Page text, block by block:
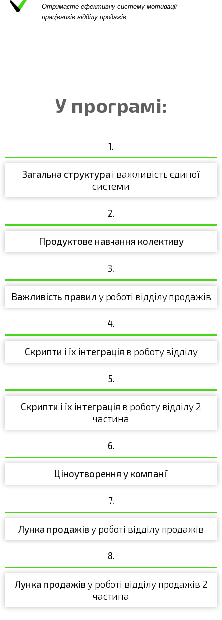
Отримаєте ефективну систему мотивації
працівників відділу продажів
У програмі:
1.
Загальна структура і важливість єдиної
системи
2.
Продуктове навчання колективу
3.
Важливість правил у роботі відділу продажів
4.
Скрипти і їх інтеграція в роботу відділу
5.
Скрипти і їх інтеграція в роботу відділу 2
частина
6.
Ціноутворення у компанії
7.
Лунка продажів у роботі відділу продажів
8.
Лунка продажів у роботі відділу продажів 2
частина